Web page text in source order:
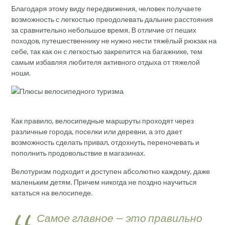
Благодаря этому виду передвижения, человек получаете
возможность с легкостью преодолевать дальние расстояния
за сравнительно небольшое время. В отличие от пеших
походов, путешественнику не нужно нести тяжёлый рюкзак на
себе, так как он с легкостью закрепится на багажнике, тем
самым избавляя любителя активного отдыха от тяжелой
ноши.
Как правило, велосипедные маршруты проходят через
различные города, поселки или деревни, а это дает
возможность сделать привал, отдохнуть, переночевать и
пополнить продовольствие в магазинах.
Велотуризм подходит и доступен абсолютно каждому, даже
маленьким детям. Причем никогда не поздно научиться
кататься на велосипеде.
Самое главное — это правильно